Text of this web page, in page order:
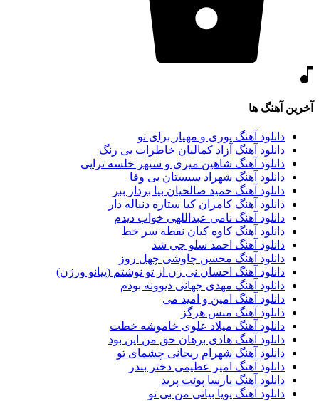
آخرین آهنگ ها
دانلود آهنگ پوری و مهیار برای تو
دانلود آهنگ آزاد کمالیان خاطرات بی رنگ
دانلود آهنگ شاهین میری و سپهر خلسه تراپی
دانلود آهنگ شهراد سیستان بی وفا
دانلود آهنگ حمید صالحیان بیا بردار ببر
دانلود آهنگ کامران کیا ستاره دنباله دار
دانلود آهنگ نامی عبداللهی خواب دیدم
دانلود آهنگ کاوه کیان نقطه سر خط
دانلود آهنگ احمد سلو چی شد
دانلود آهنگ محسن چاوشی چهل روز
دانلود آهنگ احسان نی زن از تو نوشتم (پیانو ورژن)
دانلود آهنگ مهدی جهانی دیوونه بودم
دانلود آهنگ امین و امید می
دانلود آهنگ منس هرگز
دانلود آهنگ میلاد علوی خاموشه خطت
دانلود آهنگ هادی برهان حق من این بود
دانلود آهنگ شهرام ریحانی چشمای تو
دانلود آهنگ امیر عظیمی دختر بندر
دانلود آهنگ پارسا پوئت پرید
دانلود آهنگ پویا بیاتی من بی تو